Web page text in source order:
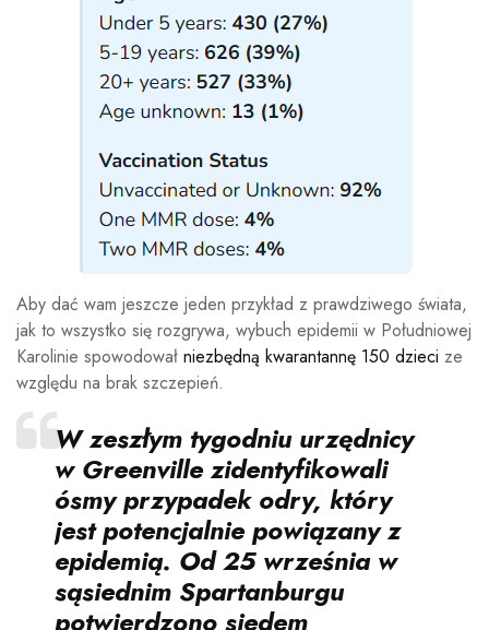
Aby dać wam jeszcze jeden przykład z prawdziwego świata,
jak to wszystko się rozgrywa, wybuch epidemii w Południowej
Karolinie spowodował niezbędną kwarantannę 150 dzieci ze
względu na brak szczepień.
W zeszłym tygodniu urzędnicy
w Greenville zidentyfikowali
ósmy przypadek odry, który
jest potencjalnie powiązany z
epidemią. Od 25 września w
sąsiednim Spartanburgu
potwierdzono siedem